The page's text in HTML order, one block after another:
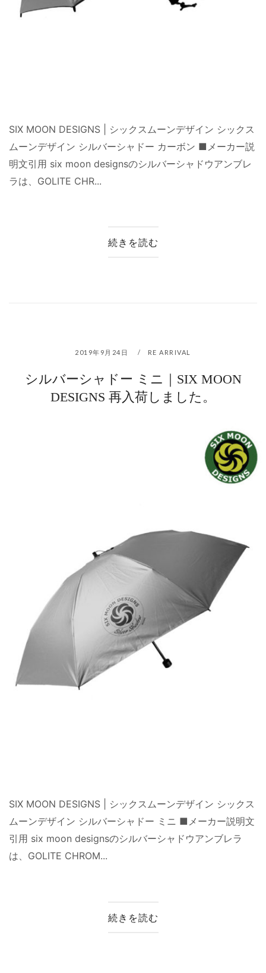
SIX MOON DESIGNS | シックスムーンデザイン シックス
ムーンデザイン シルバーシャドー カーボン ■メーカー説
明文引用 six moon designsのシルバーシャドウアンブレ
ラは、GOLITE CHR...
続きを読む
2019年9月24日 RE ARRIVAL
シルバーシャドー ミニ｜SIX MOON
DESIGNS 再入荷しました。
SIX MOON DESIGNS | シックスムーンデザイン シックス
ムーンデザイン シルバーシャドー ミニ ■メーカー説明文
引用 six moon designsのシルバーシャドウアンブレラ
は、GOLITE CHROM...
続きを読む